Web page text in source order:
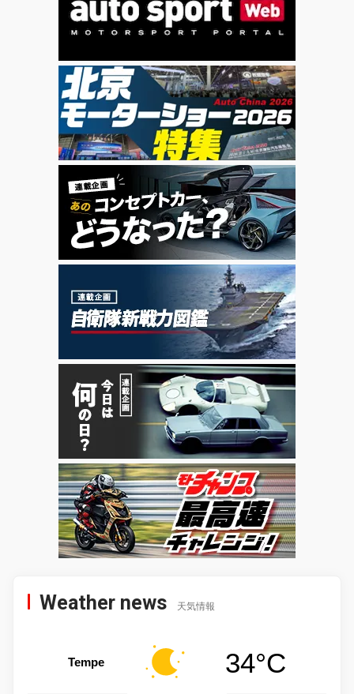
Weather news 天気情報
Tempe 34°C